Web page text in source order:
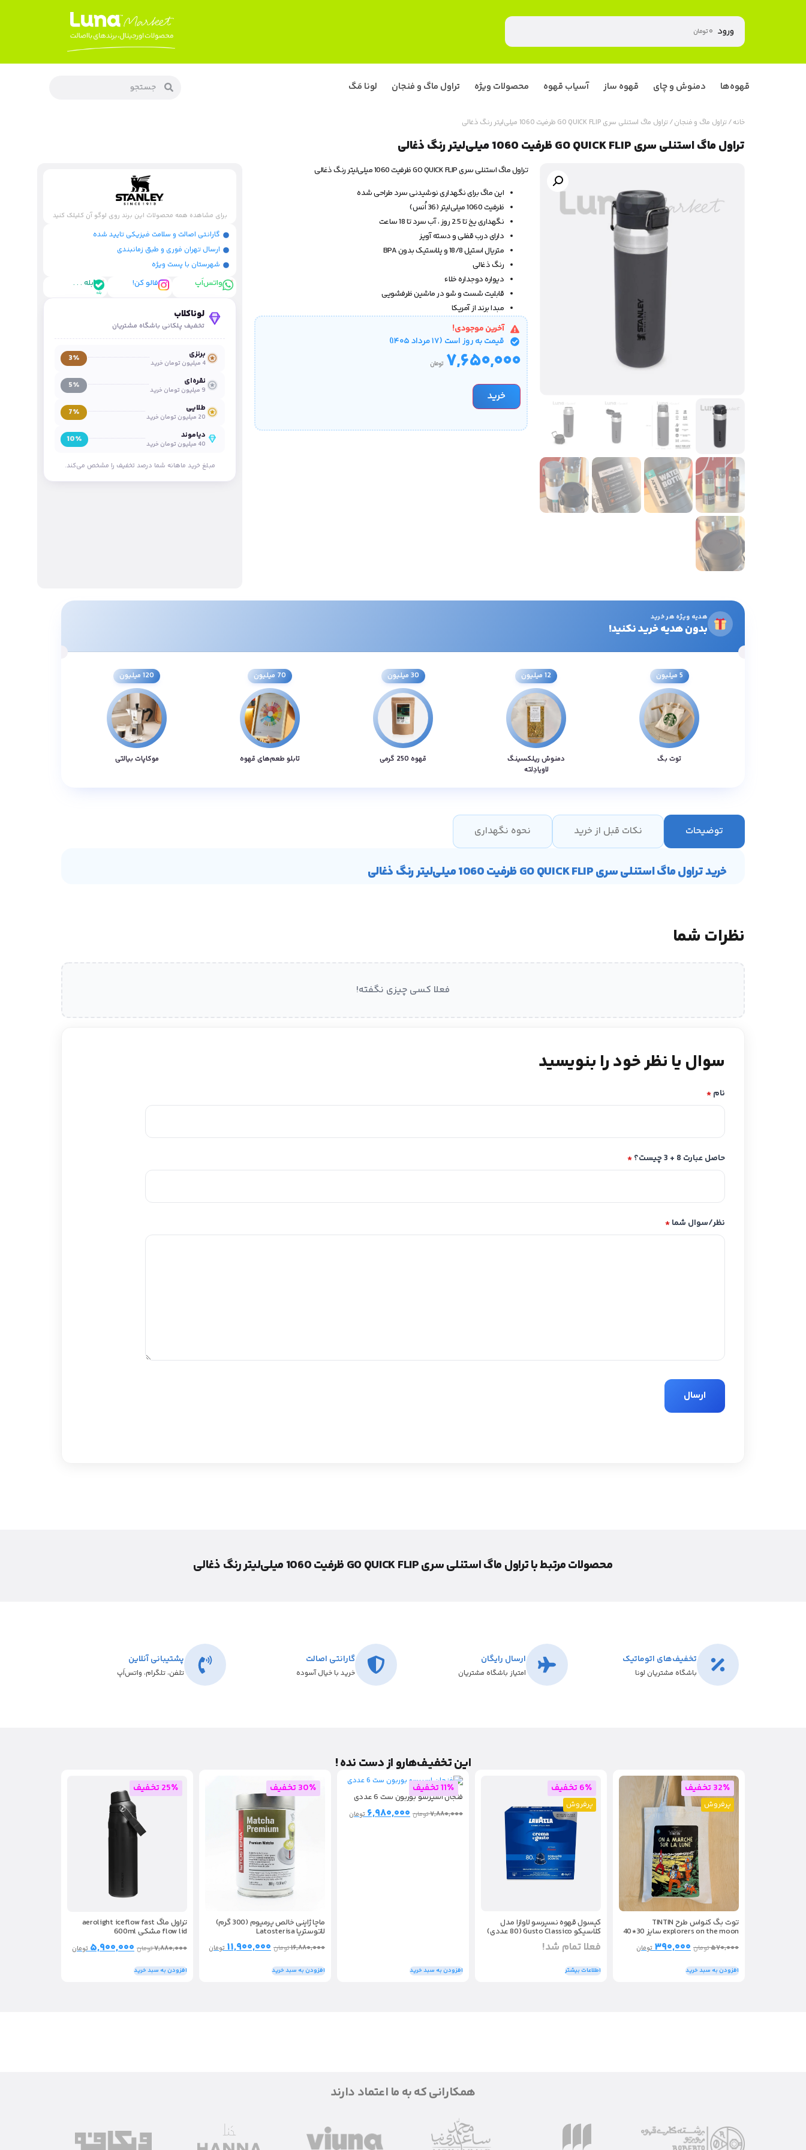
ورود ۰تومان
قهوه‌ها دمنوش و چای قهوه ساز آسیاب قهوه محصولات ویژه تراول ماگ و فنجان لونا مَگ
خانه/تراول ماگ و فنجان/ تراول ماگ استنلی سری GO QUICK FLIP ظرفیت 1060 میلی‌لیتر رنگ ذغالی
تراول ماگ استنلی سری GO QUICK FLIP ظرفیت 1060 میلی‌لیتر رنگ ذغالی
تراول ماگ استنلی سری GO QUICK FLIP ظرفیت 1060 میلی‌لیتر رنگ ذغالی
این ماگ برای نگهداری نوشیدنی سرد طراحی شده
ظرفیت 1060 میلی‌لیتر (36 اُنس)
نگهداری یخ تا 2.5 روز ، آب سرد تا 18 ساعت
دارای درب قفلی و دسته آویز
متریال استیل 18/8 و پلاستیک بدون BPA
رنگ ذغالی
دیواره دوجداره خلاء
قابلیت شست و شو در ماشین ظرفشویی
مبدا برند از آمریکا
آخرین موجودی!
قیمت‌ به روز است (۱۷ مرداد ۱۴۰۵)
۷,۶۵۰,۰۰۰ تومان
خرید
برای مشاهده همه محصولات این برند روی لوگو آن کلیلک کنید
گارانتی اصالت و سلامت فیزیکی تایید شده
ارسال تهران فوری و طبق زمانبندی
شهرستان با پست ویژه
واتس‌اَپ فالو کن! بله . . .
لوناکلاب
تخفیف پلکانی باشگاه مشتریان
برنزی
4 میلیون تومان خرید
3٪
نقره‌ای
9 میلیون تومان خرید
5٪
طلایی
20 میلیون تومان خرید
7٪
دیاموند
40 میلیون تومان خرید 10٪
مبلغ خرید ماهانه شما درصد تخفیف را مشخص می‌کند.
هدیه ویژه هر خرید
بدون هدیه خرید نکنید!
5 میلیون
توت بگ
12 میلیون
دمنوش ریلکسینگ
لاویادِلته
30 میلیون
قهوه 250 گرمی
70 میلیون
تابلو طعم‌های قهوه
120 میلیون
موکاپات بیالتی
توضیحات نکات قبل از خرید نحوه نگهداری
خرید تراول ماگ استنلی سری GO QUICK FLIP ظرفیت 1060 میلی‌لیتر رنگ ذغالی
نظرات شما
فعلا کسی چیزی نگفته!
سوال یا نظر خود را بنویسید
نام*
حاصل عبارت 8 + 3 چیست؟ *
نظر/سوال شما*
محصولات مرتبط با تراول ماگ استنلی سری GO QUICK FLIP ظرفیت 1060 میلی‌لیتر رنگ ذغالی
تخفیف‌های اتوماتیک
باشگاه مشتریان لونا
ارسال رایگان
امتیاز باشگاه مشتریان
گارانتی اصالت
خرید با خیال آسوده
پشتیبانی آنلاین
تلفن، تلگرام، واتس‌اَپ
این تخفیـف‌هارو از دست نده !
32٪ تخفیف
پرفروش
توت بگ کنواس طرح TINTIN
explorers on the moon سایز 30*40
۵۷۰,۰۰۰تومان ۳۹۰,۰۰۰تومان
افزودن به سبد خرید
6٪ تخفیف
پرفروش
کپسول قهوه نسپرسو لاوازا مدل
کلاسیکو Gusto Classico (80 عددی)
فعلا تمام شد!
اطلاعات بیشتر
11٪ تخفیف
فنجان اسپرسو بوربون ست 6 عددی
۷,۸۸۰,۰۰۰تومان ۶,۹۸۰,۰۰۰تومان
افزودن به سبد خرید
30٪ تخفیف
ماچا ژاپنی خالص پرمیوم (300 گرم)
لاتوستریا Latosterisa
۱۶,۸۸۰,۰۰۰تومان ۱۱,۹۰۰,۰۰۰تومان
افزودن به سبد خرید
25٪ تخفیف
تراول ماگ aerolight iceflow fast
flow lid مشکی 600ml
۷,۸۸۰,۰۰۰تومان ۵,۹۰۰,۰۰۰تومان
افزودن به سبد خرید
همکارانی که به ما اعتماد دارند